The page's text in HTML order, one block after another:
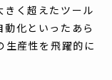
きく超えたツール
化といったあら
生産性を飛躍的に